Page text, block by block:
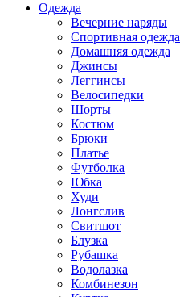
Одежда
Вечерние наряды
Спортивная одежда
Домашняя одежда
Джинсы
Леггинсы
Велосипедки
Шорты
Костюм
Брюки
Платье
Футболка
Юбка
Худи
Лонгслив
Свитшот
Блузка
Рубашка
Водолазка
Комбинезон